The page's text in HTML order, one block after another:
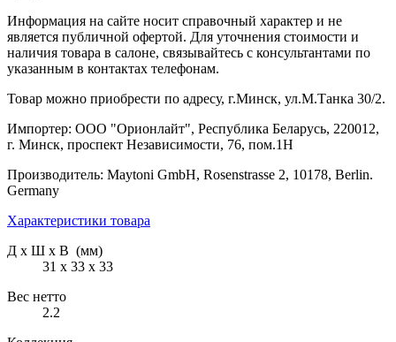
Информация на сайте носит справочный характер и не
является публичной офертой. Для уточнения стоимости и
наличия товара в салоне, связывайтесь с консультантами по
указанным в контактах телефонам.
Товар можно приобрести по адресу, г.Минск, ул.М.Танка 30/2.
Импортер: ООО "Орионлайт", Республика Беларусь, 220012,
г. Минск, проспект Независимости, 76, пом.1Н
Производитель: Maytoni GmbH, Rosenstrasse 2, 10178, Berlin.
Germany
Характеристики товара
Д х Ш х В (мм)
31 х 33 х 33
Вес нетто
2.2